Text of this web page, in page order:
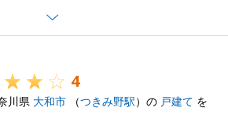
やかに成長される日々を想像し、
でいっぱいです。
4
川県 大和市 （つきみ野駅）の 戸建て を